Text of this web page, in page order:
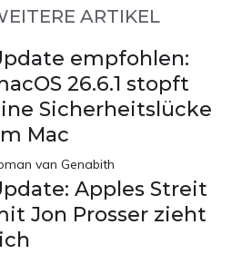
ARTIKEL
empfohlen:
26.6.1 stopft
Sicherheitslücke
Mac
van Genabith
Apples Streit
Jon Prosser zieht